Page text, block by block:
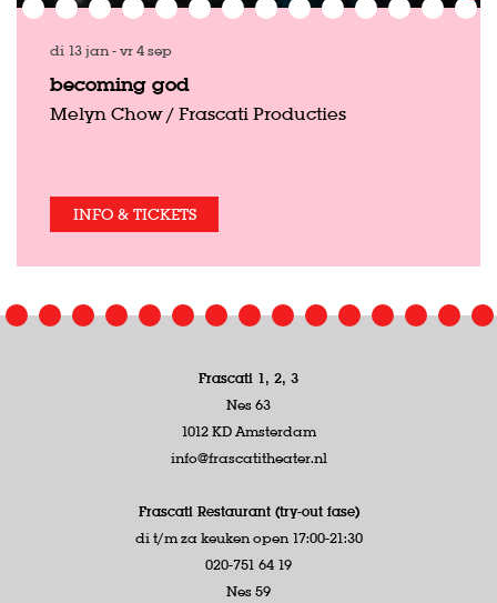
becoming god
Melyn Chow / Frascati Producties
di 13 jan-vr 4 sep
INFO & TICKETS
Frascati 1, 2, 3
Nes 63
1012 KD Amsterdam
info@frascatitheater.nl
Frascati Restaurant (try-out fase)
di t/m za keuken open 17:00-21:30
020-751 64 19
Nes 59